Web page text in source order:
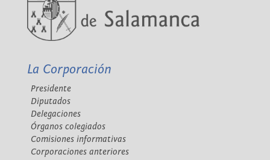
La Corporación
Presidente
Diputados
Delegaciones
Órganos colegiados
Comisiones informativas
Corporaciones anteriores